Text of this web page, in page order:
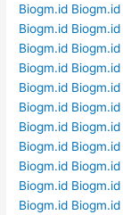
Biogm.id Biogm.id
Biogm.id Biogm.id
Biogm.id Biogm.id
Biogm.id Biogm.id
Biogm.id Biogm.id
Biogm.id Biogm.id
Biogm.id Biogm.id
Biogm.id Biogm.id
Biogm.id Biogm.id
Biogm.id Biogm.id
Biogm.id Biogm.id